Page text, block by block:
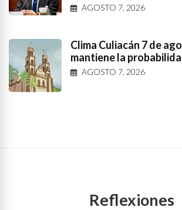
AGOSTO 7, 2026
Clima Culiacán 7 de
mantiene la
AGOSTO 7, 2026
Reflexiones